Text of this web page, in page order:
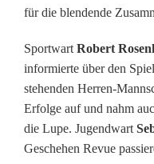
p
o
r
t
k
für die blendende
Sportwart Robert
informierte über den
stehenden Herren-
Erfolge auf und nahm
die Lupe. Jugendwart
Geschehen Revue